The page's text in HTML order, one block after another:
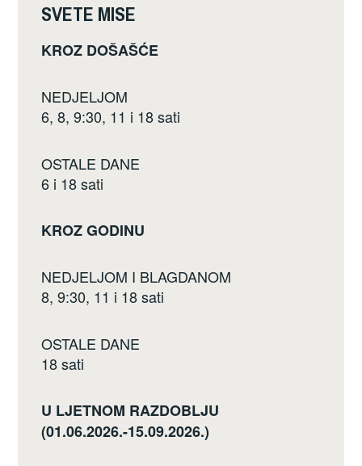
k
SVETE MISE
KROZ DOŠAŠĆE
NEDJELJOM
6, 8, 9:30, 11 i 18 sati
OSTALE DANE
6 i 18 sati
KROZ GODINU
NEDJELJOM I BLAGDANOM
8, 9:30, 11 i 18 sati
OSTALE DANE
18 sati
U LJETNOM RAZDOBLJU
(01.06.2026.-15.09.2026.)